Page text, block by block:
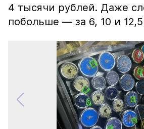
4 тысячи рублей. Даже
побольше — за 6, 10 и